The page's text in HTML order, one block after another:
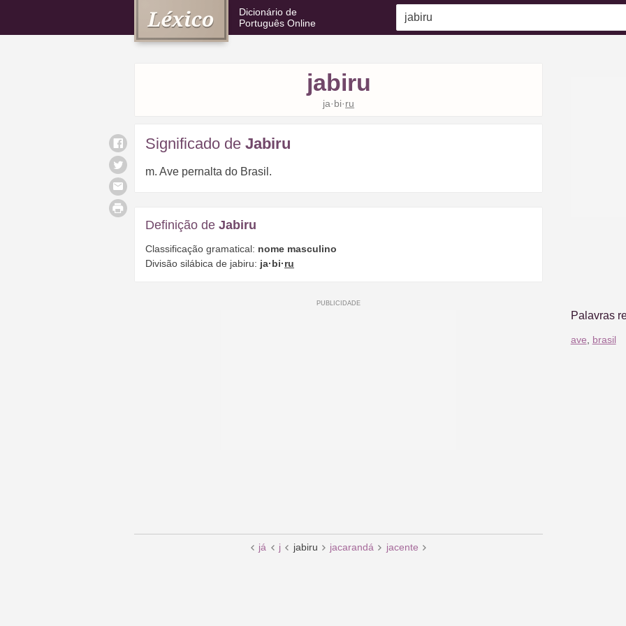
Dicionário de
Português Online
jabiru
ja·bi·ru
Significado de Jabiru
m. Ave pernalta do Brasil.
Definição de Jabiru
Classificação gramatical: nome masculino
Divisão silábica de jabiru: ja·bi·ru
já j jabiru jacarandá jacente
Palavras
ave brasil